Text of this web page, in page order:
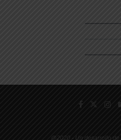
@2020 - Un desarrollo de